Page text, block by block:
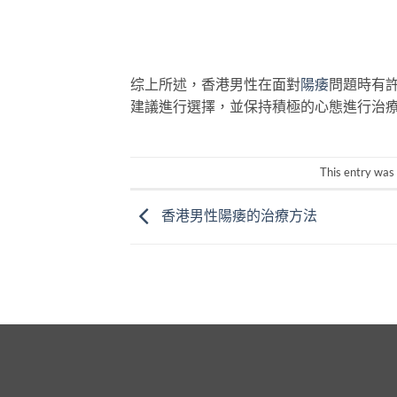
综上所述，香港男性在面對陽痿問題時有
建議進行選擇，並保持積極的心態進行治
This entry
香港男性陽痿的治療方法